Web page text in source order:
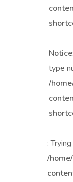
Notice
type
/
:
/